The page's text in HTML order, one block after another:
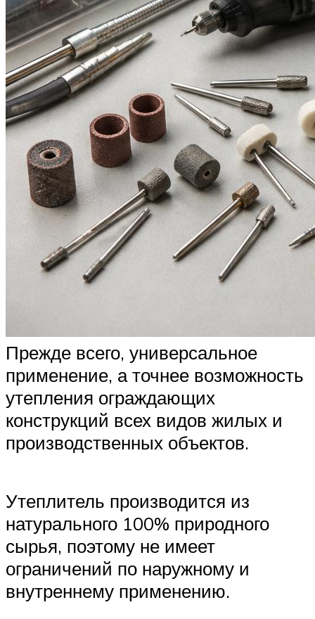
Прежде всего, универсальное
применение, а точнее возможность
утепления ограждающих
конструкций всех видов жилых и
производственных объектов.
Утеплитель производится из
натурального 100% природного
сырья, поэтому не имеет
ограничений по наружному и
внутреннему применению.